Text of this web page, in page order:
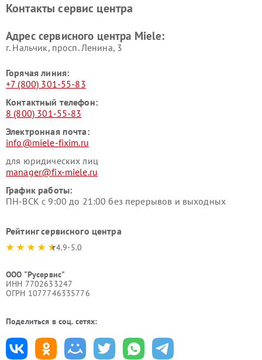
Miele
Miele
пылесосов Miele
Контакты сервис центра
Адрес сервисного центра Miele:
г. Нальчик, просп. Ленина, 3
Горячая линия:
+7 (800) 301-55-83
Контактный телефон:
8 (800) 301-55-83
Электронная почта:
info@miele-fixim.ru
для юридических лиц
manager@fix-miele.ru
График работы:
ПН-ВСК с 9:00 до 21:00 без перерывов и выходных
Рейтинг сервисного центра
4.9-5.0
ООО "Русервис"
ИНН 7702633247
ОГРН 1077746335776
Поделиться в соц. сетях: